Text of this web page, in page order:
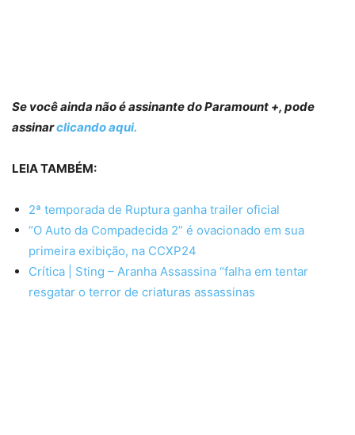
Se você ainda não é assinante do Paramount +, pode
assinarclicando aqui.
LEIA TAMBÉM:
2ª temporada de Ruptura ganha trailer oficial
“O Auto da Compadecida 2” é ovacionado em sua
primeira exibição, na CCXP24
Crítica | Sting – Aranha Assassina “falha em tentar
resgatar o terror de criaturas assassinas